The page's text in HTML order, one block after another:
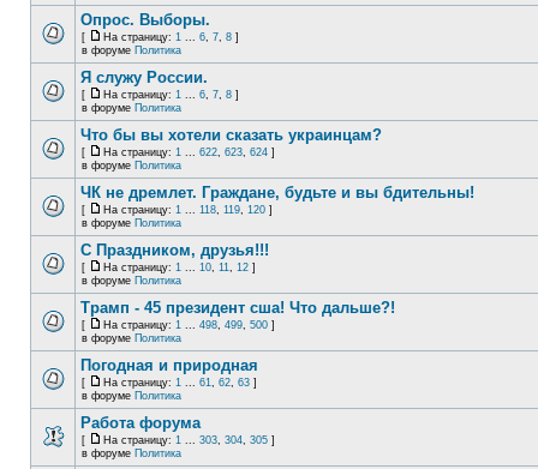
Опрос. Выборы.
[ На страницу: 1 ... 6, 7, 8 ]
в форуме Политика
Я служу России.
[ На страницу: 1 ... 6, 7, 8 ]
в форуме Политика
Что бы вы хотели сказать украинцам?
[ На страницу: 1 ... 622, 623, 624 ]
в форуме Политика
ЧК не дремлет. Граждане, будьте и вы бдительны!
[ На страницу: 1 ... 118, 119, 120 ]
в форуме Политика
С Праздником, друзья!!!
[ На страницу: 1 ... 10, 11, 12 ]
в форуме Политика
Трамп - 45 президент сша! Что дальше?!
[ На страницу: 1 ... 498, 499, 500 ]
в форуме Политика
Погодная и природная
[ На страницу: 1 ... 61, 62, 63 ]
в форуме Политика
Работа форума
[ На страницу: 1 ... 303, 304, 305 ]
в форуме Политика